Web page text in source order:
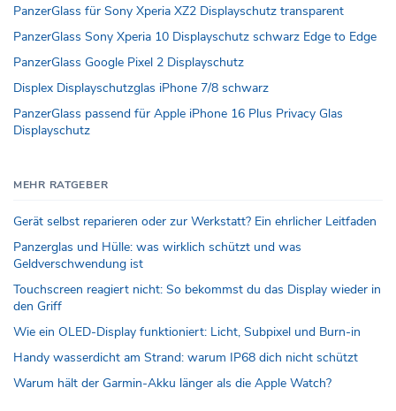
PanzerGlass für Sony Xperia XZ2 Displayschutz transparent
PanzerGlass Sony Xperia 10 Displayschutz schwarz Edge to Edge
PanzerGlass Google Pixel 2 Displayschutz
Displex Displayschutzglas iPhone 7/8 schwarz
PanzerGlass passend für Apple iPhone 16 Plus Privacy Glas
Displayschutz
MEHR RATGEBER
Gerät selbst reparieren oder zur Werkstatt? Ein ehrlicher Leitfaden
Panzerglas und Hülle: was wirklich schützt und was
Geldverschwendung ist
Touchscreen reagiert nicht: So bekommst du das Display wieder in
den Griff
Wie ein OLED-Display funktioniert: Licht, Subpixel und Burn-in
Handy wasserdicht am Strand: warum IP68 dich nicht schützt
Warum hält der Garmin-Akku länger als die Apple Watch?